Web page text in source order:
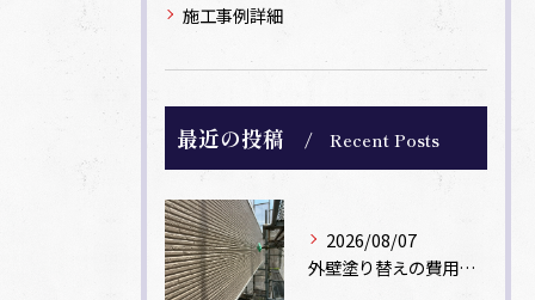
施工事例詳細
最近の投稿 Recent Posts
2026/08/07
外壁塗り替えの費用相場は？坪数別の価格目安と安く抑えるコツ【一級塗装士解説】